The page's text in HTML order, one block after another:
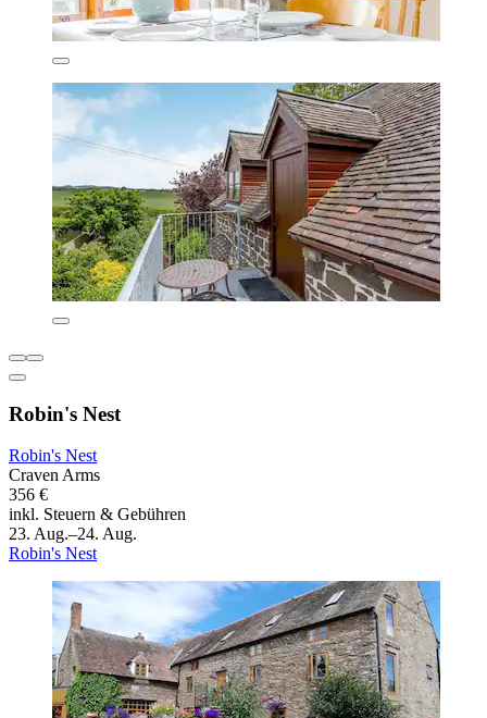
Robin's Nest
Robin's Nest
Craven Arms
356 €
inkl. Steuern & Gebühren
23. Aug.–24. Aug.
Robin's Nest